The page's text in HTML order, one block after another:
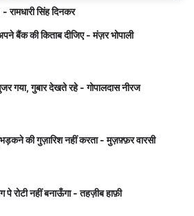
रामधारी सिंह दिनकर
बैंक की किताब दीजिए - मंज़र भोपाली
गया, गुबार देखते रहे - गोपालदास नीरज
की गुज़ारिश नहीं करता - मुज़फ़्फ़र वारसी
पे रोटी नहीं बनाऊँगा - तहज़ीब हाफ़ी